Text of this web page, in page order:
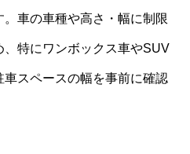
車の車種や高さ・幅に制限
特にワンボックス車やSUV
スペースの幅を事前に確認